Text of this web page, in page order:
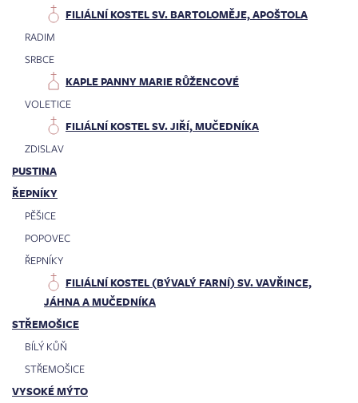
FILIÁLNÍ KOSTEL SV. BARTOLOMĚJE, APOŠTOLA
RADIM
SRBCE
KAPLE PANNY MARIE RŮŽENCOVÉ
VOLETICE
FILIÁLNÍ KOSTEL SV. JIŘÍ, MUČEDNÍKA
ZDISLAV
PUSTINA
ŘEPNÍKY
PĚŠICE
POPOVEC
ŘEPNÍKY
FILIÁLNÍ KOSTEL (BÝVALÝ FARNÍ) SV. VAVŘINCE,
JÁHNA A MUČEDNÍKA
STŘEMOŠICE
BÍLÝ KŮŇ
STŘEMOŠICE
VYSOKÉ MÝTO